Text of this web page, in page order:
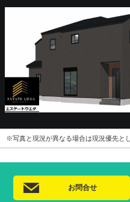
※写真と現況が異なる場合は現況優先とし
お問合せ